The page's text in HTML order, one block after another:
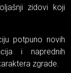
zidovi koji
potpuno novih
i naprednih
zgrade.